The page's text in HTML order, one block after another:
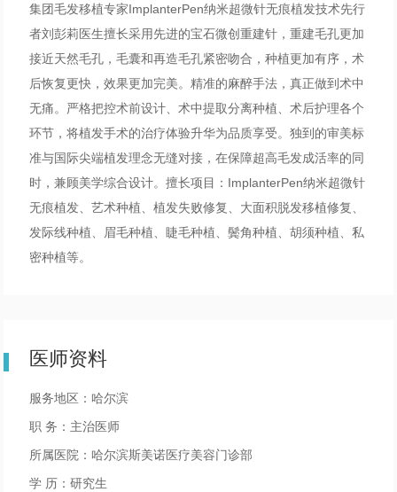
集团毛发移植专家ImplanterPen纳米超微针无痕植发技术先行
者刘彭莉医生擅长采用先进的宝石微创重建针，重建毛孔更加
接近天然毛孔，毛囊和再造毛孔紧密吻合，种植更加有序，术
后恢复更快，效果更加完美。精准的麻醉手法，真正做到术中
无痛。严格把控术前设计、术中提取分离种植、术后护理各个
环节，将植发手术的治疗体验升华为品质享受。独到的审美标
准与国际尖端植发理念无缝对接，在保障超高毛发成活率的同
时，兼顾美学综合设计。擅长项目：ImplanterPen纳米超微针
无痕植发、艺术种植、植发失败修复、大面积脱发移植修复、
发际线种植、眉毛种植、睫毛种植、鬓角种植、胡须种植、私
密种植等。
医师资料
服务地区：哈尔滨
职 务：主治医师
所属医院：哈尔滨斯美诺医疗美容门诊部
学 历：研究生